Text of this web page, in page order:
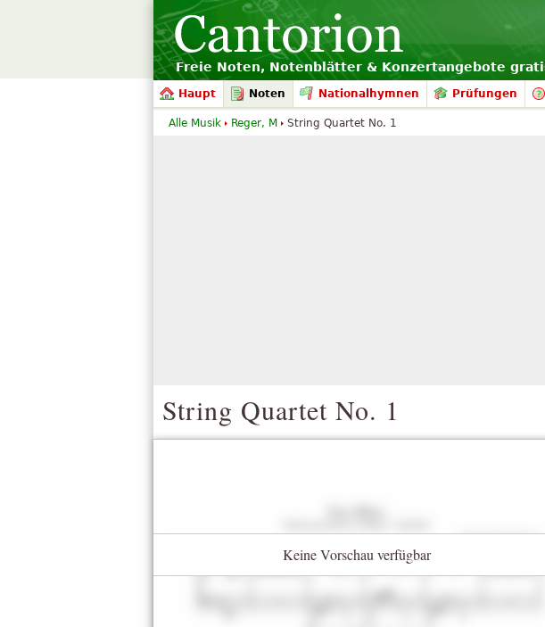
Freie Noten, Notenblätter & Konzertangebote
Haupt Noten Nationalhymnen Prüfungen
String Quartet No. 1
Keine Vorschau verfügbar
Alle Musik Reger, M String Quartet No. 1